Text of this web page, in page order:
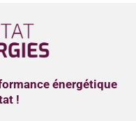
énergétique
!